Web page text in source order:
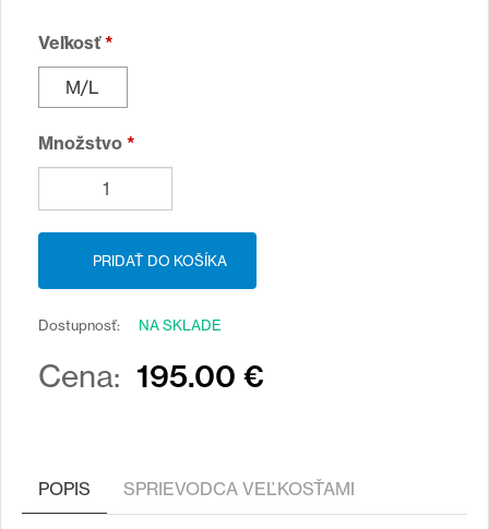
Veľkosť*
M/L
Množstvo *
Dostupnosť: NA SKLADE
Cena: 195.00 €
POPIS SPRIEVODCA VEĽKOSŤAMI